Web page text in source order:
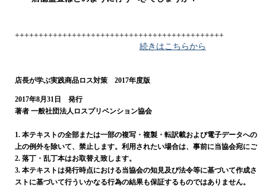
++++++++++++++++++++++++++++++++++++++++++++
続きはこちらから
店長が学ぶ実践商品ロス対策 2017年度版
2017年8月31日 発行
著者 一般社団法人ロスプリベンション協会
1. 本テキストの全部または一部の複写・複製・転訳載および電子データへの
上の例外を除いて、禁止します。利用されたい場合は、事前に当協会宛にご
2. 落丁・乱丁本はお取替え致します。
3. 本テキストは発行時点における当協会の知見及び法令等に基づいて作成さ
ストに基づいて行ういかなる行為の結果も保証するものではありません。